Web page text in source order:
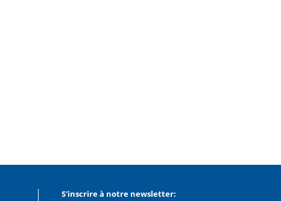
S'inscrire à notre newsletter: